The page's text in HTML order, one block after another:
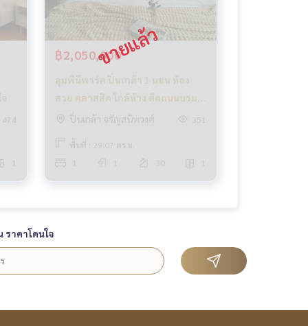
474
฿2,050,000
ลุมพินีพาร์ค ปิ่นเกล้า 1 นอน ห้อง
สวย คลาสสิค ใกล้ห้าง ติดถนนบรม
ราชชนนี
ปิ่นเกล้า จรัญสนิทวงศ์ 351
พื้นที่ : 29.07 ตร.ม.
30
ราคาโดนใจ